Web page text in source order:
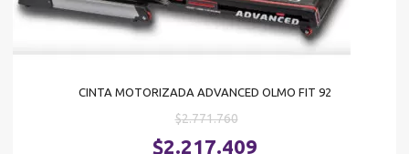
CINTA MOTORIZADA ADVANCED OLMO FIT 92
$2.771.760El
precio
$2.217.409